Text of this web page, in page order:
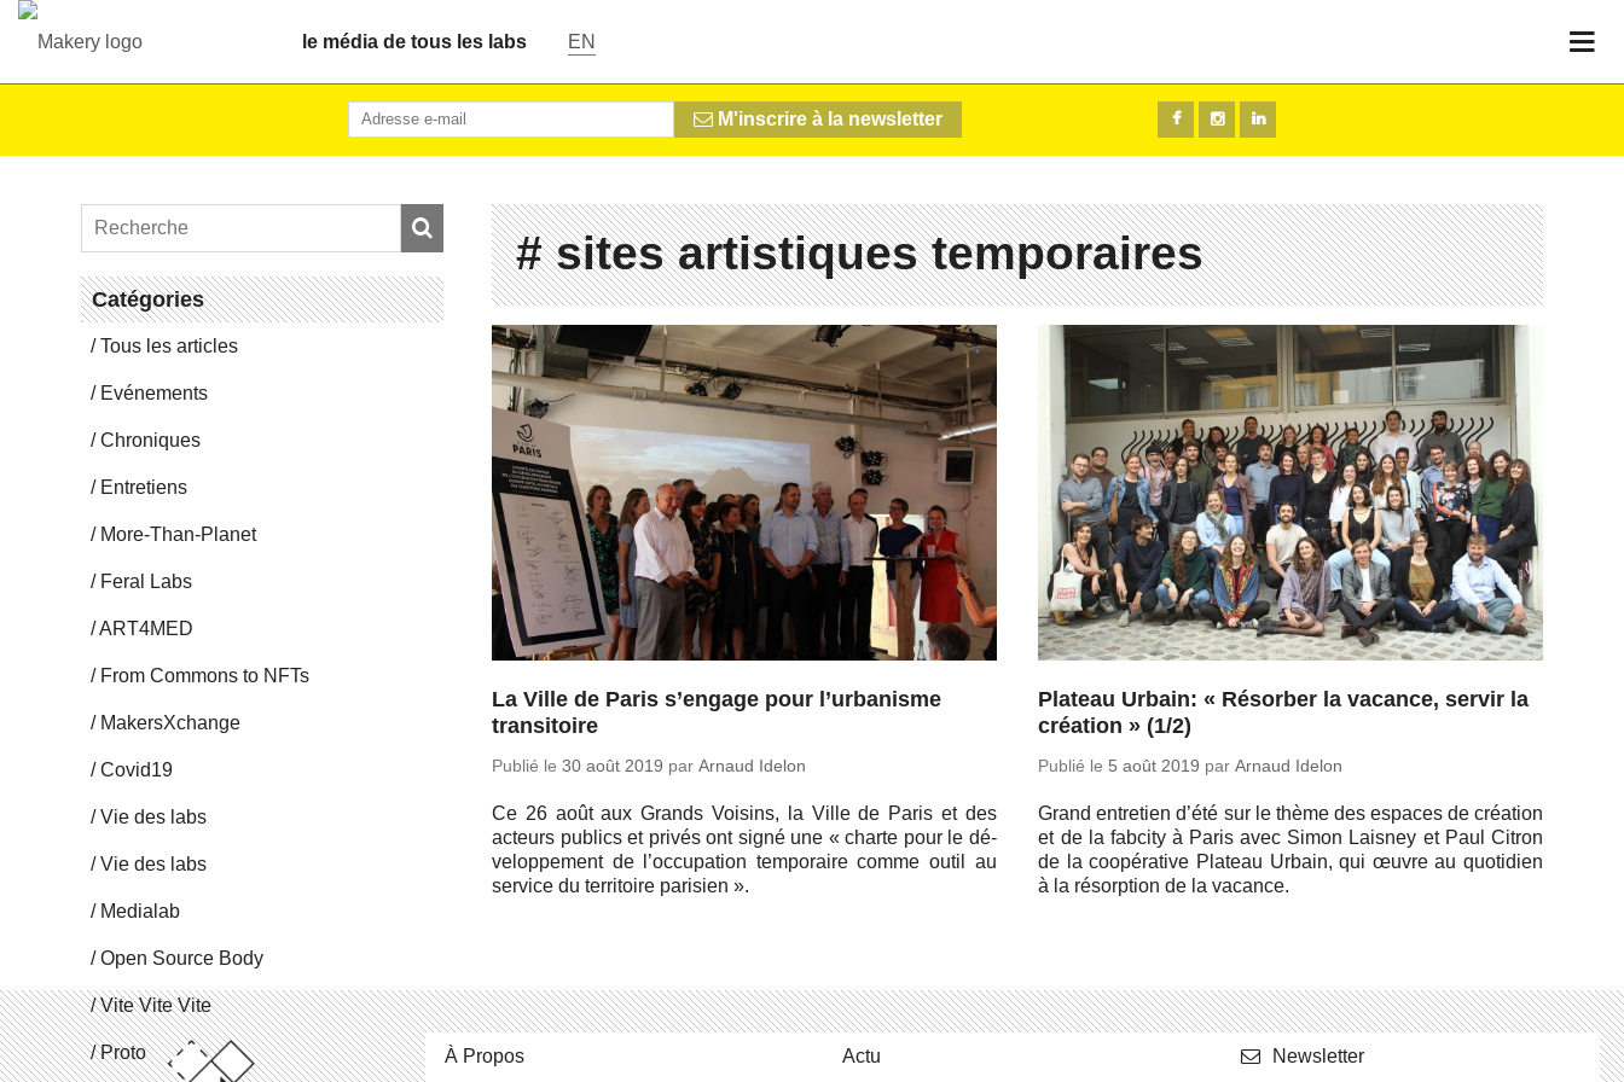
le média de tous les labs EN
M'inscrire à la newsletter
Ca­té­go­ries
Tous les articles
Evé­ne­ments
Chro­niques
En­tre­tiens
More-Than-Pla­net
Feral Labs
ART4MED
From Commons to NFTs
Ma­kersX­change
Covid19
Vie des labs
Vie des labs
Me­dia­lab
Open Source Body
Vite Vite Vite
Proto
# sites artistiques temporaires
La Ville de Paris s’engage pour l’urbanisme
transitoire
Publié le30 août 2019 parArnaud Idelon
Ce 26 août aux Grands Voisins, la Ville de Paris et des
acteurs publics et privés ont signé une « charte pour le dé­
ve­lop­pe­ment de l’oc­cu­pa­tion tem­po­raire comme outil au
service du ter­ri­toire pa­ri­sien ».
Plateau Urbain: « Résorber la vacance, servir la
création » (1/2)
Publié le 5 août 2019 parArnaud Idelon
Grand en­tre­tien d’été sur le thème des espaces de créa­tion
et de la fabcity à Paris avec Simon Laisney et Paul Citron
de la co­opé­ra­tive Plateau Urbain, qui œuvre au quo­ti­dien
à la ré­sorp­tion de la vacance.
À Propos Actu News­let­ter